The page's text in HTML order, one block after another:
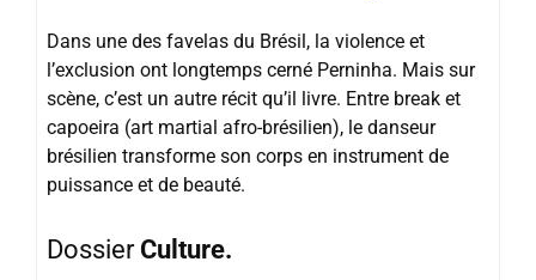
Dans une des favelas du Brésil, la violence et
l’exclusion ont longtemps cerné Perninha. Mais sur
scène, c’est un autre récit qu’il livre. Entre break et
capoeira (art martial afro-brésilien), le danseur
brésilien transforme son corps en instrument de
puissance et de beauté.
Dossier Culture.